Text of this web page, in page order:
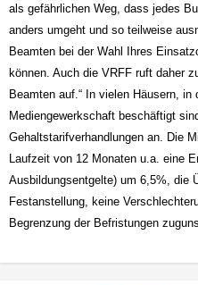
als gefährlichen Weg, dass jedes
anders umgeht und so teilweise
Beamten bei der Wahl Ihres
können. Auch die VRFF ruft daher
Beamten auf.“ In vielen Häusern,
Mediengewerkschaft beschäftigt
Gehaltstarifverhandlungen an. Die
Laufzeit von 12 Monaten u.a. eine
Ausbildungsentgelte) um 6,5%, die
Festanstellung, keine
Begrenzung der Befristungen